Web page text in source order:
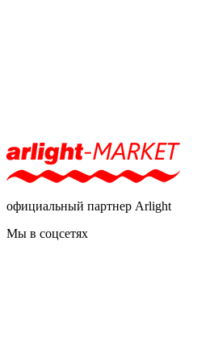
официальный партнер Arlight
Мы в соцсетях